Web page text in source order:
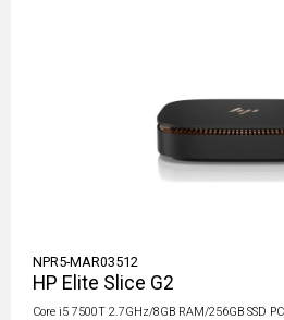
NPR5-MAR03512
HP Elite Slice G2
Core i5 7500T 2.7GHz/8GB RAM/256GB SSD